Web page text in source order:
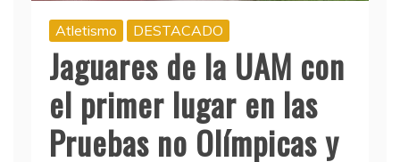
Atletismo DESTACADO
Jaguares de la UAM con
el primer lugar en las
Pruebas no Olímpicas y